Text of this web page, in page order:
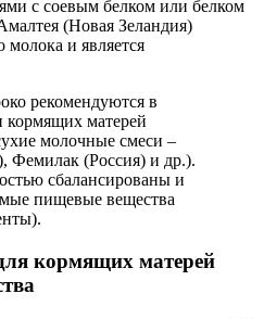
с соевым белком или белком
(Новая Зеландия)
молока и является
рекомендуются в
матерей
молочные смеси –
Фемилак (Россия) и др.).
сбалансированы и
пищевые вещества
кормящих матерей